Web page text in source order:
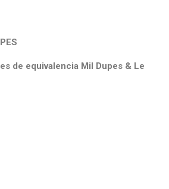
de equivalencia Mil Dupes & Le